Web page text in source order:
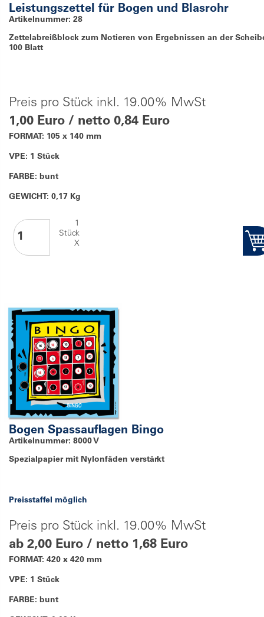
Leistungszettel für Bogen und Blasrohr
Artikelnummer: 28
Zettelabreißblock zum Notieren von Ergebnissen an der
100 Blatt
Preis pro Stück inkl. 19.00% MwSt
1,00 Euro / netto 0,84 Euro
FORMAT: 105 x 140 mm
VPE: 1 Stück
FARBE: bunt
GEWICHT: 0,17 Kg
1
Stück
X
Bogen Spassauflagen Bingo
Artikelnummer: 8000 V
Spezialpapier mit Nylonfäden verstärkt
Preisstaffel möglich
Preis pro Stück inkl. 19.00% MwSt
ab 2,00 Euro / netto 1,68 Euro
FORMAT: 420 x 420 mm
VPE: 1 Stück
FARBE: bunt